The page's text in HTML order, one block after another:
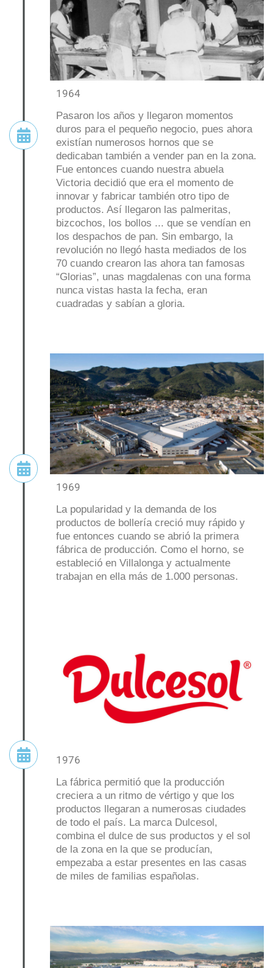
1964
Pasaron los años y llegaron momentos
duros para el pequeño negocio, pues ahora
existían numerosos hornos que se
dedicaban también a vender pan en la zona.
Fue entonces cuando nuestra abuela
Victoria decidió que era el momento de
innovar y fabricar también otro tipo de
productos. Así llegaron las palmeritas,
bizcochos, los bollos ... que se vendían en
los despachos de pan. Sin embargo, la
revolución no llegó hasta mediados de los
70 cuando crearon las ahora tan famosas
“Glorias”, unas magdalenas con una forma
nunca vistas hasta la fecha, eran
cuadradas y sabían a gloria.
1969
La popularidad y la demanda de los
productos de bollería creció muy rápido y
fue entonces cuando se abrió la primera
fábrica de producción. Como el horno, se
estableció en Villalonga y actualmente
trabajan en ella más de 1.000 personas.
1976
La fábrica permitió que la producción
creciera a un ritmo de vértigo y que los
productos llegaran a numerosas ciudades
de todo el país. La marca Dulcesol,
combina el dulce de sus productos y el sol
de la zona en la que se producían,
empezaba a estar presentes en las casas
de miles de familias españolas.